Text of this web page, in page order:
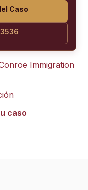
Caso
Immigration
caso